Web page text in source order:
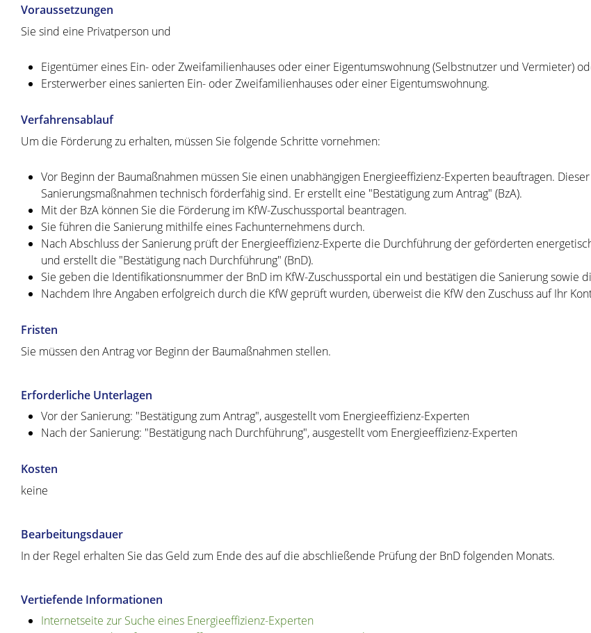
Voraussetzungen
Sie sind eine Privatperson und
Eigentümer eines Ein- oder Zweifamilienhauses oder einer Eigentumswohnung (Selbstnutzer und Vermieter)
Ersterwerber eines sanierten Ein- oder Zweifamilienhauses oder einer Eigentumswohnung.
Verfahrensablauf
Um die Förderung zu erhalten, müssen Sie folgende Schritte vornehmen:
Vor Beginn der Baumaßnahmen müssen Sie einen unabhängigen Energieeffizienz-Experten beauftragen.
Sanierungsmaßnahmen technisch förderfähig sind. Er erstellt eine "Bestätigung zum Antrag" (BzA).
Mit der BzA können Sie die Förderung im KfW-Zuschussportal beantragen.
Sie führen die Sanierung mithilfe eines Fachunternehmens durch.
Nach Abschluss der Sanierung prüft der Energieeffizienz-Experte die Durchführung der geförderten
und erstellt die "Bestätigung nach Durchführung" (BnD).
Sie geben die Identifikationsnummer der BnD im KfW-Zuschussportal ein und bestätigen die Sanierung sowie
Nachdem Ihre Angaben erfolgreich durch die KfW geprüft wurden, überweist die KfW den Zuschuss auf Ihr
Fristen
Sie müssen den Antrag vor Beginn der Baumaßnahmen stellen.
Erforderliche Unterlagen
Vor der Sanierung: "Bestätigung zum Antrag", ausgestellt vom Energieeffizienz-Experten
Nach der Sanierung: "Bestätigung nach Durchführung", ausgestellt vom Energieeffizienz-Experten
Kosten
keine
Bearbeitungsdauer
In der Regel erhalten Sie das Geld zum Ende des auf die abschließende Prüfung der BnD folgenden Monats.
Vertiefende Informationen
Internetseite zur Suche eines Energieeffizienz-Experten